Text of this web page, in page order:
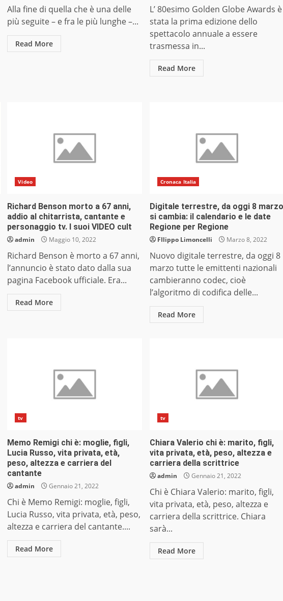
Alla fine di quella che è una delle
più seguite – e fra le più lunghe –...
Read More
L’ 80esimo Golden Globe Awards è
stata la prima edizione dello
spettacolo annuale a essere
trasmessa in...
Read More
Video
Richard Benson morto a 67 anni,
addio al chitarrista, cantante e
personaggio tv. I suoi VIDEO cult
admin Maggio 10, 2022
Richard Benson è morto a 67 anni,
l’annuncio è stato dato dalla sua
pagina Facebook ufficiale. Era...
Read More
Cronaca Italia
Digitale terrestre, da oggi 8 marzo
si cambia: il calendario e le date
Regione per Regione
FIlippo Limoncelli Marzo 8, 2022
Nuovo digitale terrestre, da oggi 8
marzo tutte le emittenti nazionali
cambieranno codec, cioè
l’algoritmo di codifica delle...
Read More
tv
Memo Remigi chi è: moglie, figli,
Lucia Russo, vita privata, età,
peso, altezza e carriera del
cantante
admin Gennaio 21, 2022
Chi è Memo Remigi: moglie, figli,
Lucia Russo, vita privata, età, peso,
altezza e carriera del cantante....
Read More
tv
Chiara Valerio chi è: marito, figli,
vita privata, età, peso, altezza e
carriera della scrittrice
admin Gennaio 21, 2022
Chi è Chiara Valerio: marito, figli,
vita privata, età, peso, altezza e
carriera della scrittrice. Chiara
sarà...
Read More